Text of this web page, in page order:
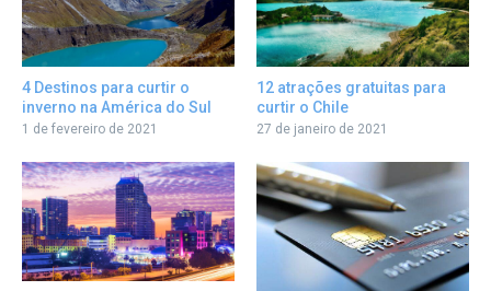
4 Destinos para curtir o
inverno na América do Sul
1 de fevereiro de 2021
12 atrações gratuitas para
curtir o Chile
27 de janeiro de 2021